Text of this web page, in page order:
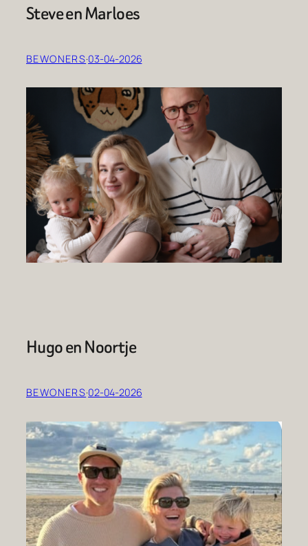
Steve en Marloes
BEWONERS·03-04-2026
Hugo en Noortje
BEWONERS·02-04-2026